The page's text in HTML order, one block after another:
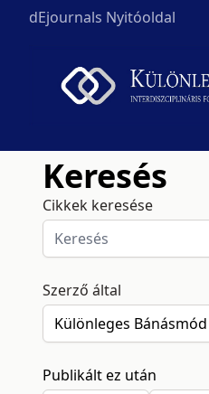
dEjournals Nyitóoldal
Keresés
Cikkek keresése
Szerző által
Publikált ez után